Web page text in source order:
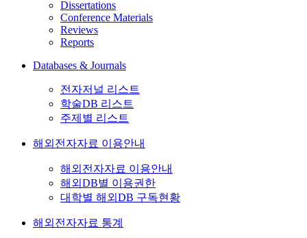
Dissertations
Conference Materials
Reviews
Reports
Databases & Journals
전자저널 리스트
학술DB 리스트
주제별 리스트
해외전자자료 이용안내
해외전자자료 이용안내
해외DB별 이용권한
대학별 해외DB 구독현황
해외전자자료 통계